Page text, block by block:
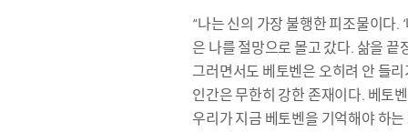
“나는 신의 가장 불행한 피조물이다.
은 나를 절망으로 몰고 갔다. 삶을 끝
그러면서도 베토벤은 오히려 안 들
인간은 무한히 강한 존재이다. 베토
우리가 지금 베토벤을 기억해야 하